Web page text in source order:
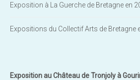
Exposition à La Guerche de Bretagne en
Expositions du Collectif Arts de Bretagne
Exposition au Château de Tronjoly à